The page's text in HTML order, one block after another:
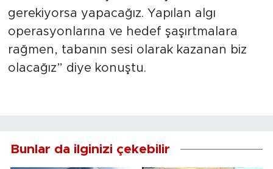
gerekiyorsa yapacağız. Yapılan algı
operasyonlarına ve hedef şaşırtmalara
rağmen, tabanın sesi olarak kazanan biz
olacağız” diye konuştu.
Bunlar da ilginizi çekebilir